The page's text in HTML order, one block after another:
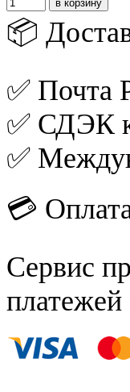
📦
✅ Почта
✅ СДЭК
✅
💳
Сервис
платежей